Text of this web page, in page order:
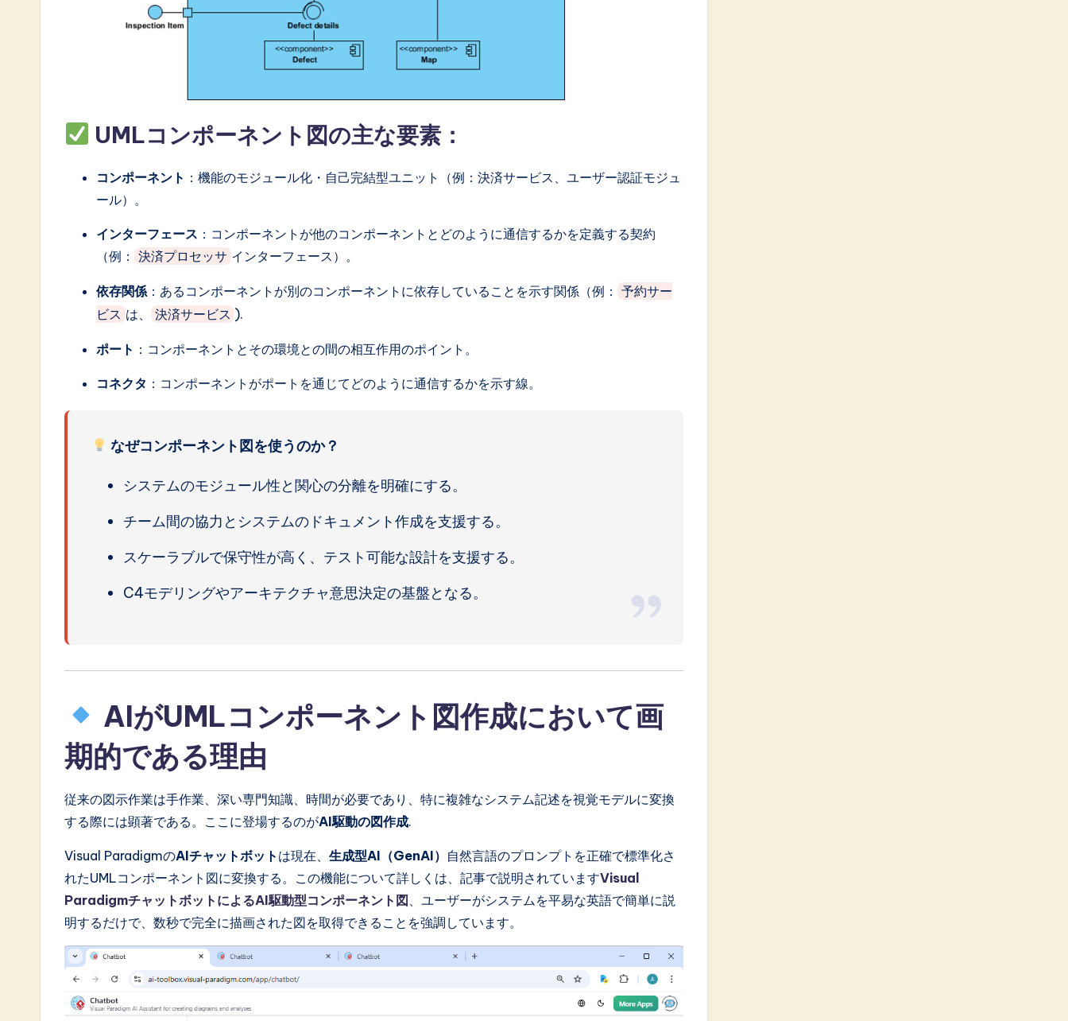
UMLコンポーネント図の主な要素：
コンポーネント ：機能のモジュール化・自己完結型ユニット（例：決済サービス、ユーザー認証モジュ
ール）。
インターフェース ：コンポーネントが他のコンポーネントとどのように通信するかを定義する契約
（例：
決済プロセッサ インターフェース）。
依存関係 ：あるコンポーネントが別のコンポーネントに依存していることを示す関係（例：
予約サー
ビス は、 決済サービス ).
ポート ：コンポーネントとその環境との間の相互作用のポイント。
コネクタ ：コンポーネントがポートを通じてどのように通信するかを示す線。
なぜコンポーネント図を使うのか？
システムのモジュール性と関心の分離を明確にする。
チーム間の協力とシステムのドキュメント作成を支援する。
スケーラブルで保守性が高く、テスト可能な設計を支援する。
C4モデリングやアーキテクチャ意思決定の基盤となる。
AIがUMLコンポーネント図作成において画
期的である理由
従来の図示作業は手作業、深い専門知識、時間が必要であり、特に複雑なシステム記述を視覚モデルに変換
する際には顕著である。ここに登場するのがAI駆動の図作成.
Visual ParadigmのAIチャットボット は現在、 生成型AI（GenAI） 自然言語のプロンプトを正確で標準化さ
れたUMLコンポーネント図に変換する。この機能について詳しくは、記事で説明されていますVisual
ParadigmチャットボットによるAI駆動型コンポーネント図 、ユーザーがシステムを平易な英語で簡単に説
明するだけで、数秒で完全に描画された図を取得できることを強調しています。